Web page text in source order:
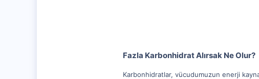
Fazla Karbonhidrat Alırsak Ne Olur?
Karbonhidratlar, vücudumuzun enerji